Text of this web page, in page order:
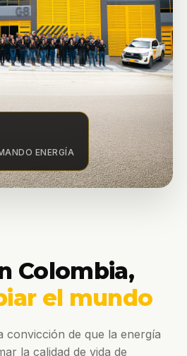
ENERGÍA
Colombia,
el mundo
convicción de que la energía
la calidad de vida de